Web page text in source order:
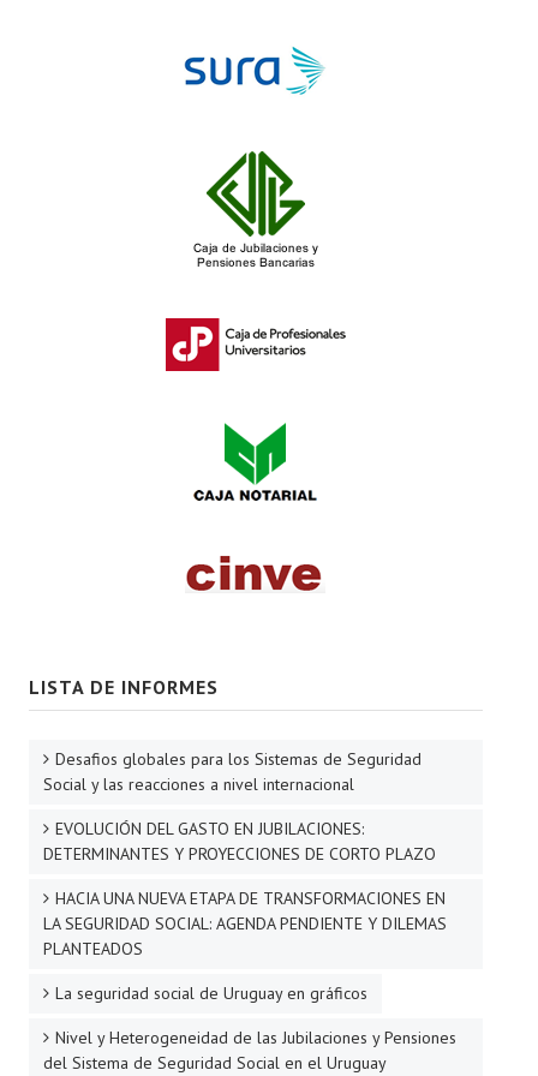
LISTA DE INFORMES
Desafios globales para los Sistemas de Seguridad
Social y las reacciones a nivel internacional
EVOLUCIÓN DEL GASTO EN JUBILACIONES:
DETERMINANTES Y PROYECCIONES DE CORTO PLAZO
HACIA UNA NUEVA ETAPA DE TRANSFORMACIONES EN
LA SEGURIDAD SOCIAL: AGENDA PENDIENTE Y DILEMAS
PLANTEADOS
La seguridad social de Uruguay en gráficos
Nivel y Heterogeneidad de las Jubilaciones y Pensiones
del Sistema de Seguridad Social en el Uruguay